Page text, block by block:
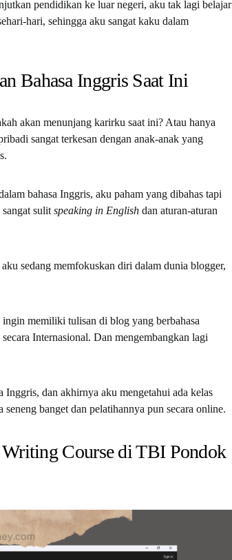
pendidikan ke luar negeri, aku tak lagi belajar
hari, sehingga aku sangat kaku dalam
Bahasa Inggris Saat Ini
akan menunjang karirku saat ini? Atau hanya
sangat terkesan dengan anak-anak yang
bahasa Inggris, aku paham yang dibahas tapi
sulit speaking in English dan aturan-aturan
sedang memfokuskan diri dalam dunia blogger,
memiliki tulisan di blog yang berbahasa
Internasional. Dan mengembangkan lagi
Inggris, dan akhirnya aku mengetahui ada kelas
banget dan pelatihannya pun secara online.
Course di TBI Pondok